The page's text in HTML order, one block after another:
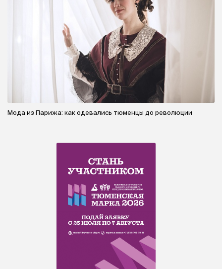
Мода из Парижа: как одевались тюменцы до революции